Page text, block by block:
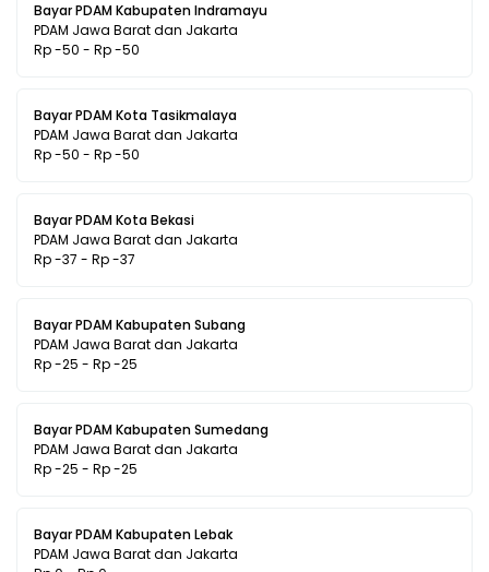
Bayar PDAM Kabupaten Indramayu
PDAM Jawa Barat dan Jakarta
Rp -50 - Rp -50
Bayar PDAM Kota Tasikmalaya
PDAM Jawa Barat dan Jakarta
Rp -50 - Rp -50
Bayar PDAM Kota Bekasi
PDAM Jawa Barat dan Jakarta
Rp -37 - Rp -37
Bayar PDAM Kabupaten Subang
PDAM Jawa Barat dan Jakarta
Rp -25 - Rp -25
Bayar PDAM Kabupaten Sumedang
PDAM Jawa Barat dan Jakarta
Rp -25 - Rp -25
Bayar PDAM Kabupaten Lebak
PDAM Jawa Barat dan Jakarta